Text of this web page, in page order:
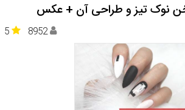
نوک تیز و طراحی آن + عکس
5 8952